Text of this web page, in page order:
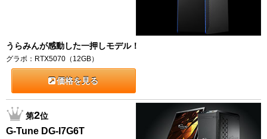
うらみんが感動した一押しモデル！
グラボ：RTX5070（12GB）
価格を見る
第2位
G-Tune DG-I7G6T